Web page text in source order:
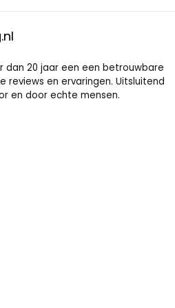
dan 20 jaar een een betrouwbare
reviews en ervaringen. Uitsluitend
en door echte mensen.